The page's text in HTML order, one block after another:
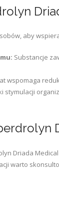
aby
Substancje
wspomaga
stymulacji
Driada
warto